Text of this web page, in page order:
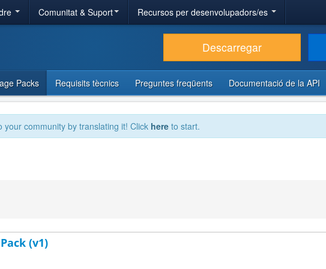
Comunitat & Suport Recursos per desenvolupadors/es
Descarregar
Packs Requisits tècnics Preguntes freqüents Documentació de la API
community by translating it! Click here to start.
(v1)